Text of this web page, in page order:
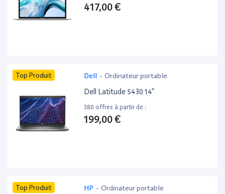
417,00 €
Top Produit Dell - Ordinateur portable
Dell Latitude 5430 14”
380 offres à partir de :
199,00 €
Top Produit HP - Ordinateur portable